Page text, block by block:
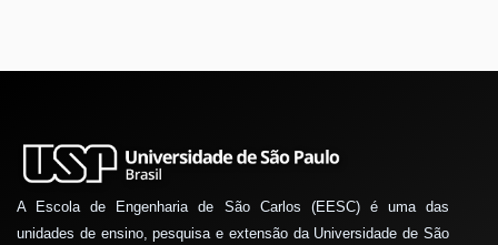
A Escola de Engenharia de São Carlos (EESC) é uma das
unidades de ensino, pesquisa e extensão da Universidade de São